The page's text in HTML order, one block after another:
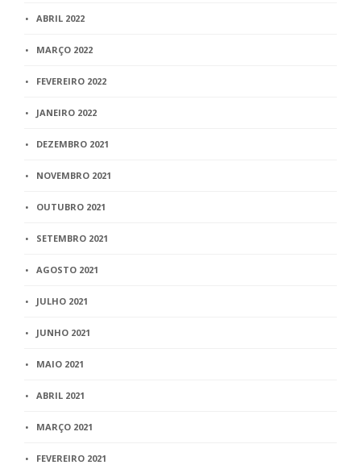
ABRIL 2022
MARÇO 2022
FEVEREIRO 2022
JANEIRO 2022
DEZEMBRO 2021
NOVEMBRO 2021
OUTUBRO 2021
SETEMBRO 2021
AGOSTO 2021
JULHO 2021
JUNHO 2021
MAIO 2021
ABRIL 2021
MARÇO 2021
FEVEREIRO 2021